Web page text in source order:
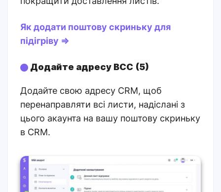
Як додати поштову скриньку для
підігріву ⇒
Додайте адресу BCC (5)
Додайте свою адресу CRM, щоб
перенаправляти всі листи, надіслані з
цього акаунта на вашу поштову скриньку
в CRM.